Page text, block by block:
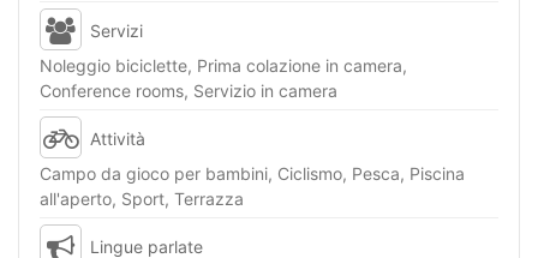
Servizi
Noleggio biciclette, Prima colazione in camera,
Conference rooms, Servizio in camera
Attività
Campo da gioco per bambini, Ciclismo, Pesca, Piscina
all'aperto, Sport, Terrazza
Lingue parlate